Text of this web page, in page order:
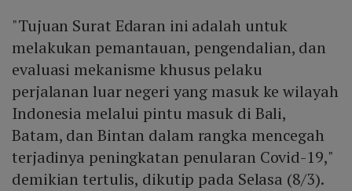
"Tujuan Surat Edaran ini adalah untuk
melakukan pemantauan, pengendalian, dan
evaluasi mekanisme khusus pelaku
perjalanan luar negeri yang masuk ke wilayah
Indonesia melalui pintu masuk di Bali,
Batam, dan Bintan dalam rangka mencegah
terjadinya peningkatan penularan Covid-19,"
demikian tertulis, dikutip pada Selasa (8/3).